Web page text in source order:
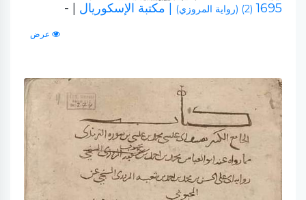
1695 (2) (رواية المروزي) | مكتبة الإسكوريال | -
عرض